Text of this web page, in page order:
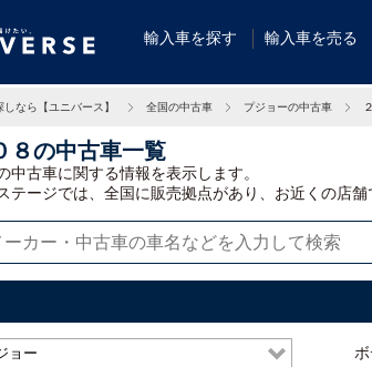
輸入車を探す 輸入車を売る
なら【ユニバース】 全国の中古車 プジョーの中古車
８の中古車一覧
中古車に関する情報を表示します。
テージでは、全国に販売拠点があり、お近くの店